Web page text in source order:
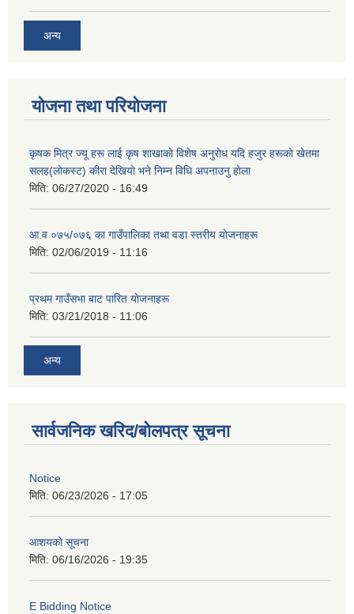
अन्य
योजना तथा परियोजना
कृषक मित्र ज्यू हरू लाई कृष शाखाकाे विशेष अनुराेध यदि हजुर हरूकाे खेतमा
सलह(लाेकस्ट) कीरा देखियाे भने निम्न विधि अपनाउनु हाेला
मिति: 06/27/2020 - 16:49
आ‍.व ०७५/०७६ का गाउँपालिका तथा वडा स्तरीय याेजनाहरू
मिति: 02/06/2019 - 11:16
प्रथम गाउँसभा बाट पारित याेजनाहरू
मिति: 03/21/2018 - 11:06
अन्य
सार्वजनिक खरिद/बोलपत्र सूचना
Notice
मिति: 06/23/2026 - 17:05
आशयको सूचना
मिति: 06/16/2026 - 19:35
E Bidding Notice